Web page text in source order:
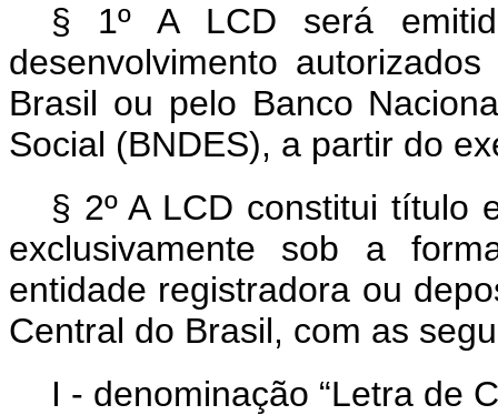
§ 1º A LCD será
desenvolvimento
Brasil ou pelo Banco
Social (BNDES), a partir do
§ 2º A LCD constitui título
exclusivamente sob a
entidade registradora ou
Central do Brasil, com as
I - denominação “Letra de